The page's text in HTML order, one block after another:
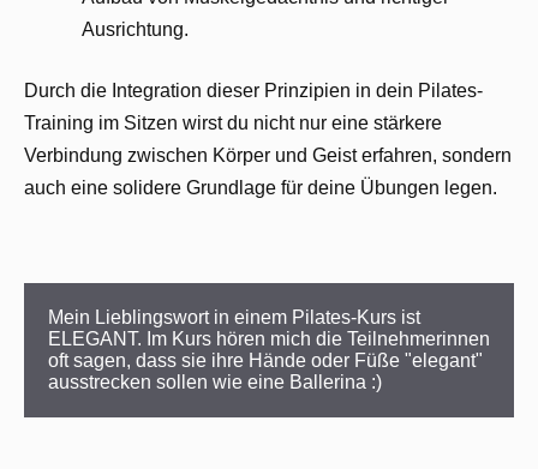
Ausrichtung.
Durch die Integration dieser Prinzipien in dein Pilates-
Training im Sitzen wirst du nicht nur eine stärkere
Verbindung zwischen Körper und Geist erfahren, sondern
auch eine solidere Grundlage für deine Übungen legen.
Mein Lieblingswort in einem Pilates-Kurs ist
ELEGANT. Im Kurs hören mich die Teilnehmerinnen
oft sagen, dass sie ihre Hände oder Füße "elegant"
ausstrecken sollen wie eine Ballerina :)